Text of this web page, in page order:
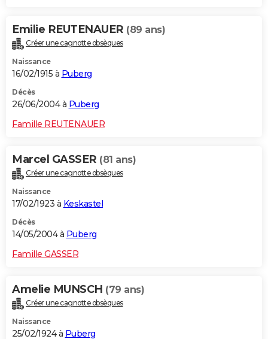
Emilie REUTENAUER (89 ans)
Créer une cagnotte obsèques
Naissance
16/02/1915 à Puberg
Décès
26/06/2004 à Puberg
Famille REUTENAUER
Marcel GASSER (81 ans)
Créer une cagnotte obsèques
Naissance
17/02/1923 à Keskastel
Décès
14/05/2004 à Puberg
Famille GASSER
Amelie MUNSCH (79 ans)
Créer une cagnotte obsèques
Naissance
25/02/1924 à Puberg